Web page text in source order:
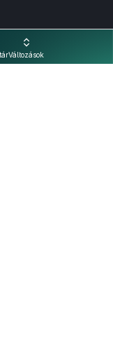
Változások